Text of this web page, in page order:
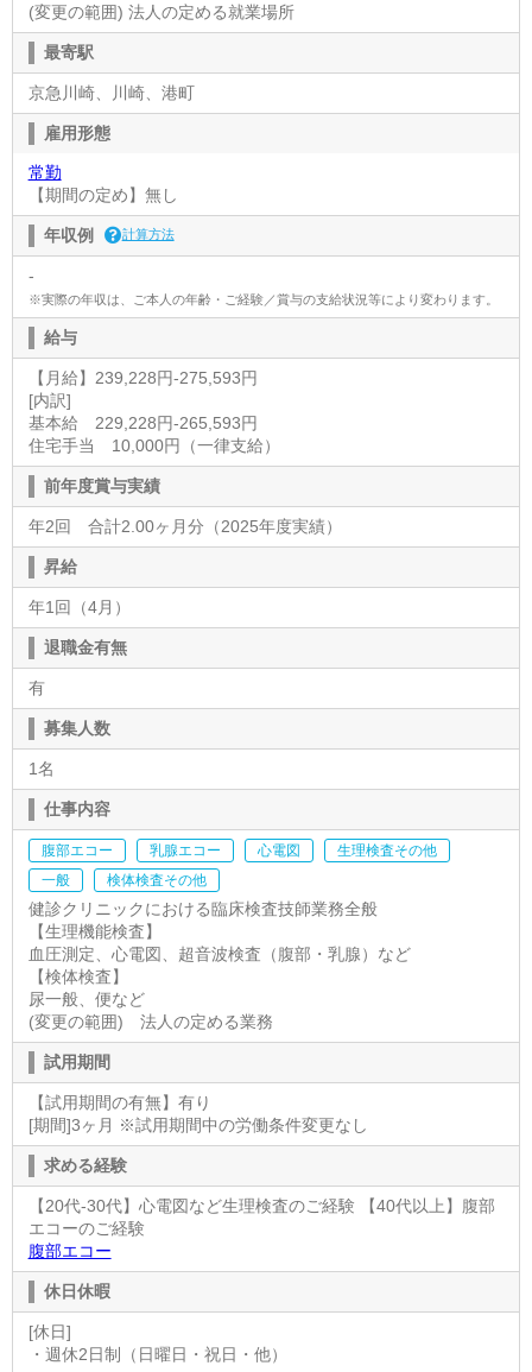
(変更の範囲) 法人の定める就業場所
最寄駅
京急川崎、川崎、港町
雇用形態
常勤
【期間の定め】無し
年収例 計算方法
-
※実際の年収は、ご本人の年齢・ご経験／賞与の支給状況等により変わります。
給与
【月給】239,228円-275,593円
[内訳]
基本給 229,228円-265,593円
住宅手当 10,000円（一律支給）
前年度賞与実績
年2回 合計2.00ヶ月分（2025年度実績）
昇給
年1回（4月）
退職金有無
有
募集人数
1名
仕事内容
腹部エコー 乳腺エコー 心電図
生理検査その他
一般
検体検査その他
健診クリニックにおける臨床検査技師業務全般
【生理機能検査】
血圧測定、心電図、超音波検査（腹部・乳腺）など
【検体検査】
尿一般、便など
(変更の範囲) 法人の定める業務
試用期間
【試用期間の有無】有り
[期間]3ヶ月 ※試用期間中の労働条件変更なし
求める経験
【20代-30代】心電図など生理検査のご経験 【40代以上】腹部
エコーのご経験
腹部エコー
休日休暇
[休日]
・週休2日制（日曜日・祝日・他）